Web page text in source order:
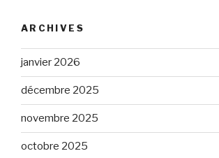
ARCHIVES
janvier 2026
décembre 2025
novembre 2025
octobre 2025